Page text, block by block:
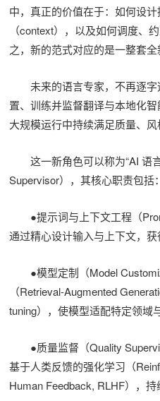
中，真正的价值在于：如何设
（context），以及如何调度、
之，新的范式对应的是一整套全
未来的语言专家，不再逐
置、训练并监督翻译与本地化
大规模运行中持续满足质量、风
这一新角色可以称为“AI 语
Supervisor），其核心职责包括：
●提示词与上下文工程（
通过精心设计输入与上下文，获
●模型定制（Model
（Retrieval-Augmented
tuning），使模型适配特定领域
●质量监督（Quality
基于人类反馈的强化学习（
Human Feedback, RLHF），持